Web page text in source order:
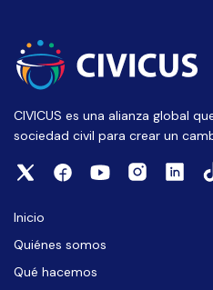
CIVICUS es una alianza global
sociedad civil para crear un
Inicio
Quiénes somos
Qué hacemos